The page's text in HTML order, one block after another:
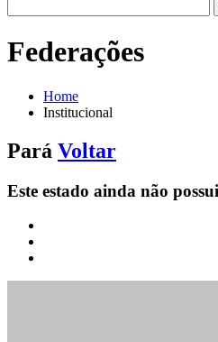
Federações
Home
Institucional
Pará Voltar
Este estado ainda não